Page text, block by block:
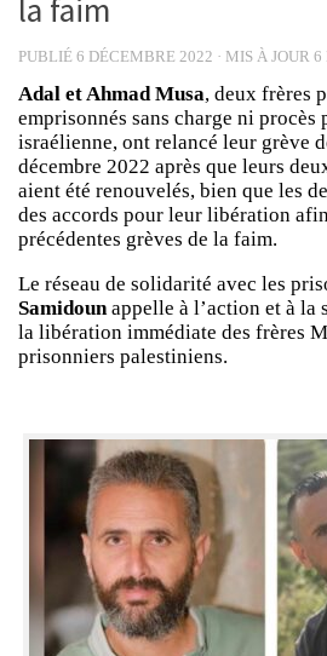
la faim
PUBLIÉ 6 DÉCEMBRE 2022 · MIS À JOUR 6
Adal et Ahmad Musa, deux frères
emprisonnés sans charge ni procès
israélienne, ont relancé leur grève
décembre 2022 après que leurs
aient été renouvelés, bien que les
des accords pour leur libération
précédentes grèves de la faim.
Le réseau de solidarité avec les
Samidoun appelle à l’action et à
la libération immédiate des frères
prisonniers palestiniens.